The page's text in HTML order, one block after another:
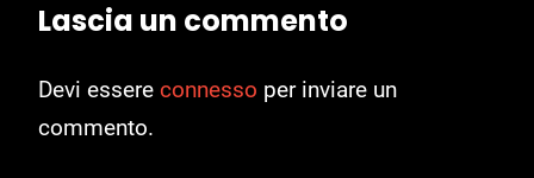
Lascia un commento
Devi essere connesso per inviare un
commento.